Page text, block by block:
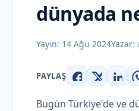
dünyada
Yayın: 14 Ağu 2024Yazar:
PAYLAŞ
Facebook
X
Bugün Türkiye'de ve